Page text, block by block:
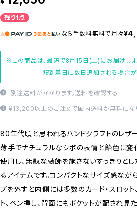
残り1点
なら 手数料無料で 月々
※この商品は、最短で8月15日(土)にお届けしま
短到着日に数日追加される場合が
別途送料がかかります。送料を確認する
¥13,200以上のご注文で国内送料が無料になり
80年代頃と思われるハンドクラフトのレザー
薄手でナチュラルなシボの表情と飴色に変
使用し、無駄な装飾を施さないすっきりと
るアイテムです。コンパクトなサイズ感なが
プを外すと内側には多数のカード・スロット
ト、ペン挿し、背面にもポケットが配され見